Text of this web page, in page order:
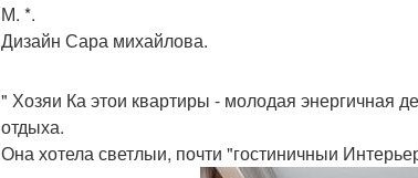
М. *.
Дизайн Сара михайлова.
" Хозяи Ка этои квартиры - молодая энергичная
отдыха.
Она хотела светлыи, почти "гостиничныи